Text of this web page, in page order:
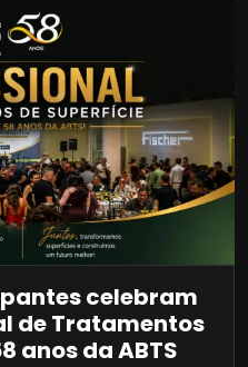
celebram
de Tratamentos
anos da ABTS